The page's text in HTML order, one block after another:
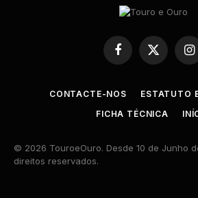
Facebook
X
CONTACTE-NOS
ESTATUTO
FICHA TÉCNICA
© 2026 TouroeOuro. Desde 10 de Junho
direitos reservados.